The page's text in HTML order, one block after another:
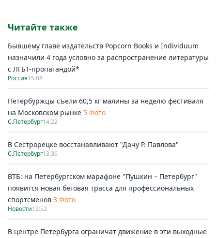
Читайте также
Бывшему главе издательств Popcorn Books и Individuum
назначили 4 года условно за распространение литературы
с ЛГБТ-пропагандой*
Россия15:08
Петербуржцы съели 60,5 кг малины за неделю фестиваля
на Московском рынке 5 Фото
С.Петербург14:22
В Сестрорецке восстанавливают "Дачу Р. Павлова"
С.Петербург13:36
ВТБ: на Петербургском марафоне "Пушкин – Петербург"
появится новая беговая трасса для профессиональных
спортсменов 3 Фото
Новости12:52
В центре Петербурга ограничат движение в эти выходные